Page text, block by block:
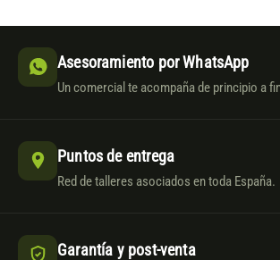
Asesoramiento por WhatsApp
Un comercial te acompaña de principio a
Puntos de entrega
Red de talleres asociados en toda España.
Garantía y post-venta